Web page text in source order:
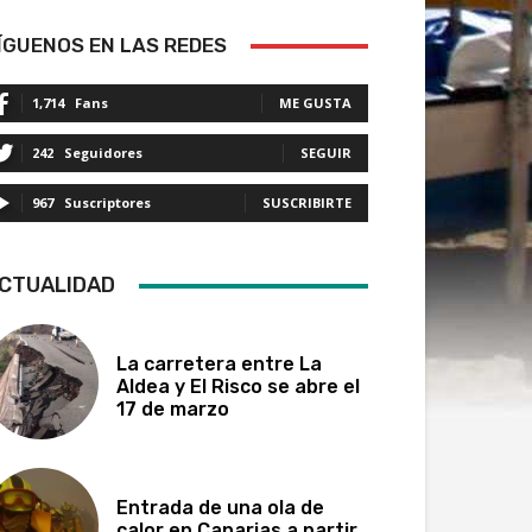
EN LAS REDES
1,714 Fans ME GUSTA
242 Seguidores SEGUIR
967 Suscriptores SUSCRIBIRTE
La carretera entre La
Aldea y El Risco se abre el
17 de marzo
Entrada de una ola de